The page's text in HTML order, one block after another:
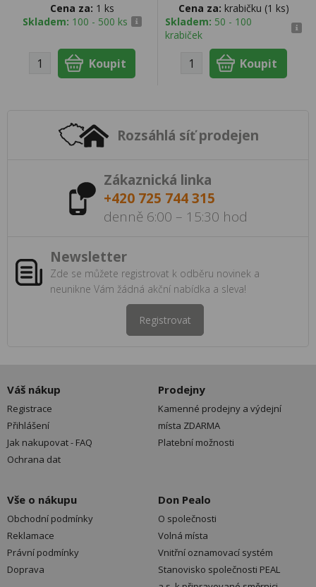
Cena za: 1 ks
Skladem: 100 - 500 ks
Cena za: krabičku (1 ks)
Skladem: 50 - 100
krabiček
Rozsáhlá síť prodejen
Zákaznická linka
+420 725 744 315
denně 6:00 – 15:30 hod
Newsletter
Zde se můžete registrovat k odběru novinek a
neunikne Vám žádná akční nabídka a sleva!
Registrovat
Váš nákup
Registrace
Přihlášení
Jak nakupovat - FAQ
Ochrana dat
Prodejny
Kamenné prodejny a výdejní
místa ZDARMA
Platební možnosti
Vše o nákupu
Obchodní podmínky
Reklamace
Právní podmínky
Doprava
Don Pealo
O společnosti
Volná místa
Vnitřní oznamovací systém
Stanovisko společnosti PEAL